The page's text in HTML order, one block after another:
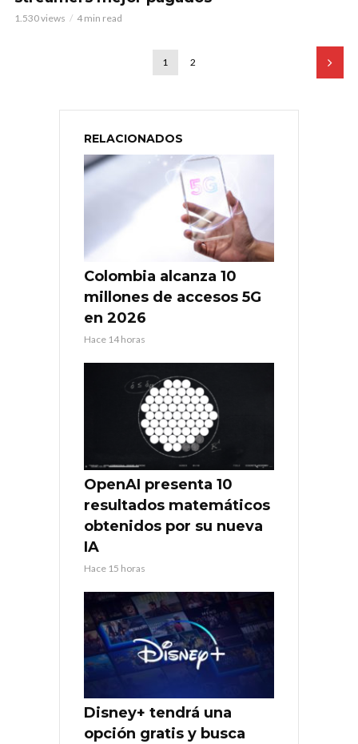
1.530 views 4 min read
1 2
RELACIONADOS
Colombia alcanza 10
millones de accesos 5G
en 2026
Hace 14 horas
OpenAI presenta 10
resultados matemáticos
obtenidos por su nueva
IA
Hace 15 horas
Disney+ tendrá una
opción gratis y busca